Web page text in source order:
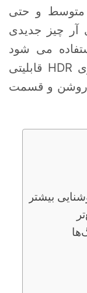
دینامیکی اکثر دوربین‌های DSLR متوسط و حتی
آر چیز جدیدی
می شود
مشهور شده است. بنابراین فناوری HDR قابلیتی
روشن و قسمت
بیشتر